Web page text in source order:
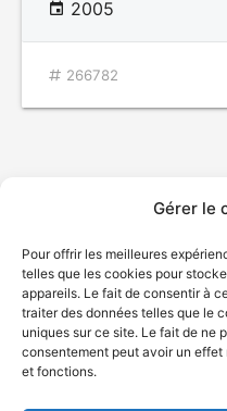
Gérer le
Pour offrir les meilleures
telles que les cookies pour
appareils. Le fait de consentir à
traiter des données telles que le
uniques sur ce site. Le fait de ne
consentement peut avoir un
et fonctions.
2005
266782